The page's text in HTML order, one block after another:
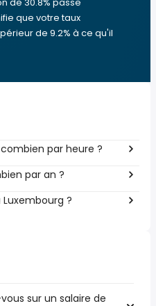
que votre taux
de 9.2% à ce qu'il
par heure ?
par an ?
?
sur un salaire de